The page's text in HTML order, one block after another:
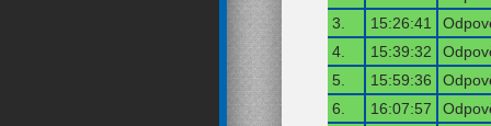
3.
15:26:41
4.
15:39:32
5.
15:59:36
6.
16:07:57